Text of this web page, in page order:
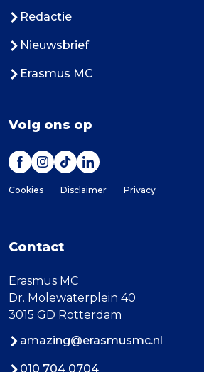
Redactie
Nieuwsbrief
Erasmus MC
Volg ons op
Cookies Disclaimer Privacy
Contact
Erasmus MC
Dr. Molewaterplein 40
3015 GD Rotterdam
amazing@erasmusmc.nl
010 704 0704